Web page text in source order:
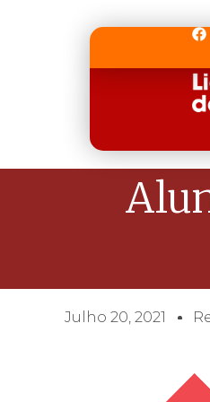
Julho 20, 2021